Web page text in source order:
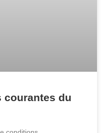
courantes du